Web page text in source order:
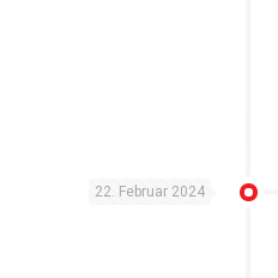
22. Februar 2024